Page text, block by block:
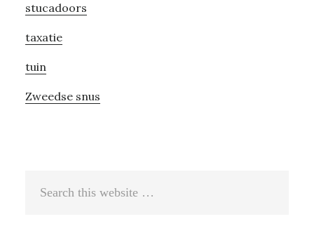
stucadoors
taxatie
tuin
Zweedse snus